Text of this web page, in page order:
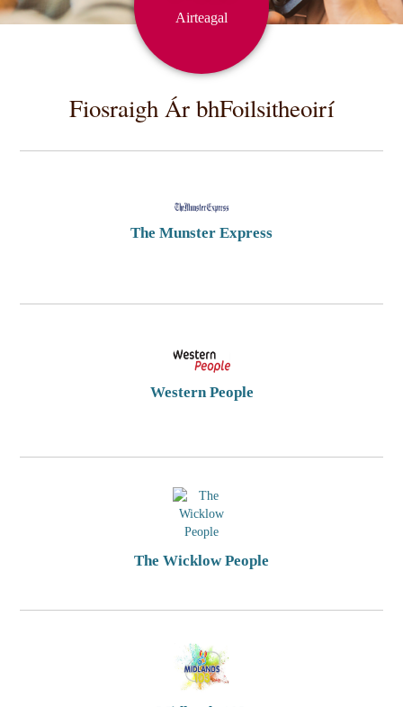
Airteagal
Fiosraigh Ár bhFoilsitheoirí
The Munster Express
Western People
The Wicklow People